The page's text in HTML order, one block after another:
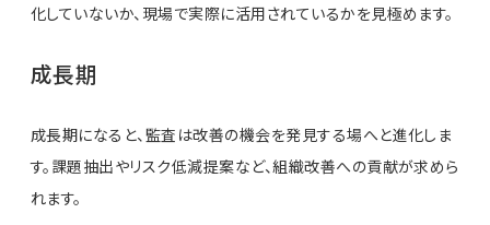
化していないか、現場で実際に活用されているかを見極めます。
成長期
成長期になると、監査は改善の機会を発見する場へと進化しま
す。課題抽出やリスク低減提案など、組織改善への貢献が求めら
れます。